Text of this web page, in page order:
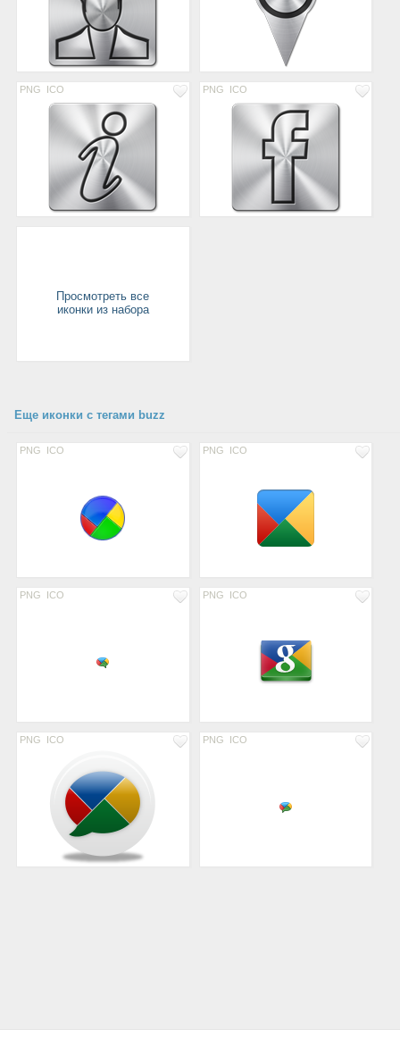
PNG ICO PNG ICO
Просмотреть все
иконки из набора
Еще иконки с тегами buzz
PNG ICO PNG ICO
PNG ICO PNG ICO
PNG ICO PNG ICO